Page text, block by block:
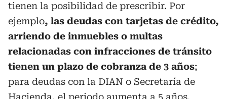
tienen la posibilidad de prescribir. Por
ejemplo, las deudas con tarjetas de crédito,
arriendo de inmuebles o multas
relacionadas con infracciones de tránsito
tienen un plazo de cobranza de 3 años;
para deudas con la DIAN o Secretaría de
Hacienda, el periodo aumenta a 5 años.